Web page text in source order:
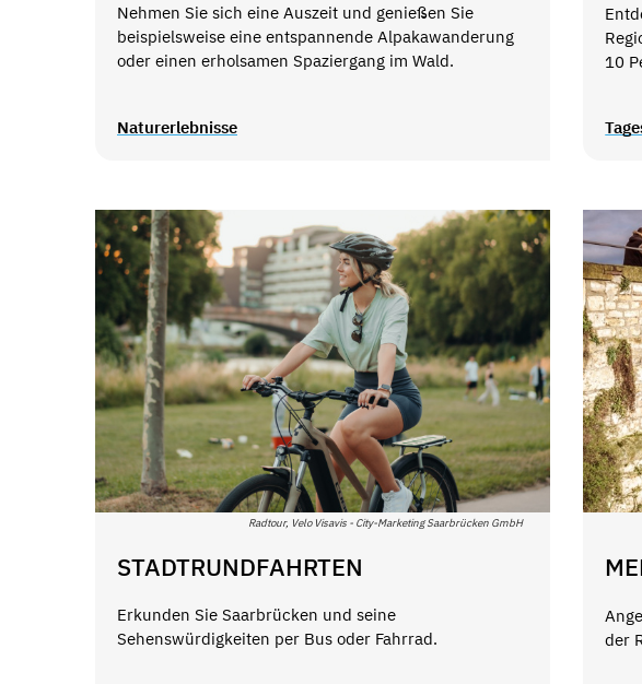
Nehmen Sie sich eine Auszeit und genießen Sie
beispielsweise eine entspannende Alpakawanderung
oder einen erholsamen Spaziergang im Wald.
Naturerlebnisse
10
Radtour, Velo Visavis - City-Marketing Saarbrücken GmbH
STADTRUNDFAHRTEN
Erkunden Sie Saarbrücken und seine
Sehenswürdigkeiten per Bus oder Fahrrad.
der